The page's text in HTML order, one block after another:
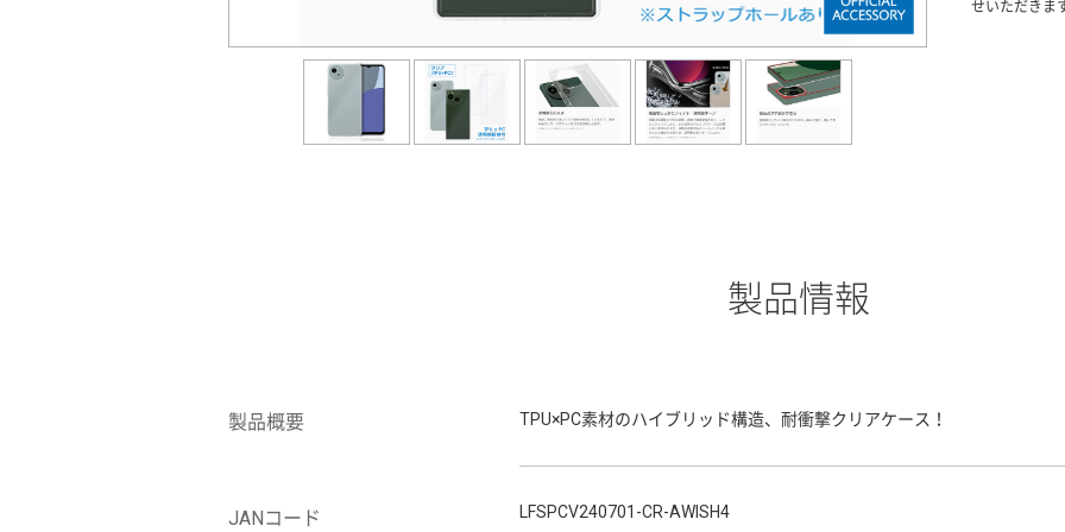
せいただきま
製品情報
製品概要 TPU×PC素材のハイブリッド構造、耐衝撃クリアケース！
JANコード LFSPCV240701-CR-AWISH4